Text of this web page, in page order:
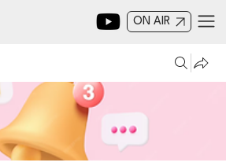
ON AIR